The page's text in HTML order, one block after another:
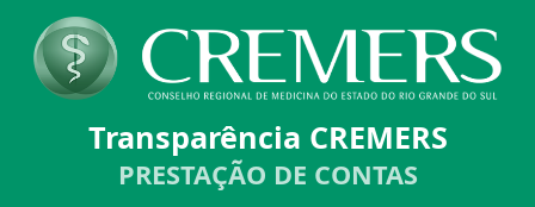
Transparência CREMERS
PRESTAÇÃO DE CONTAS